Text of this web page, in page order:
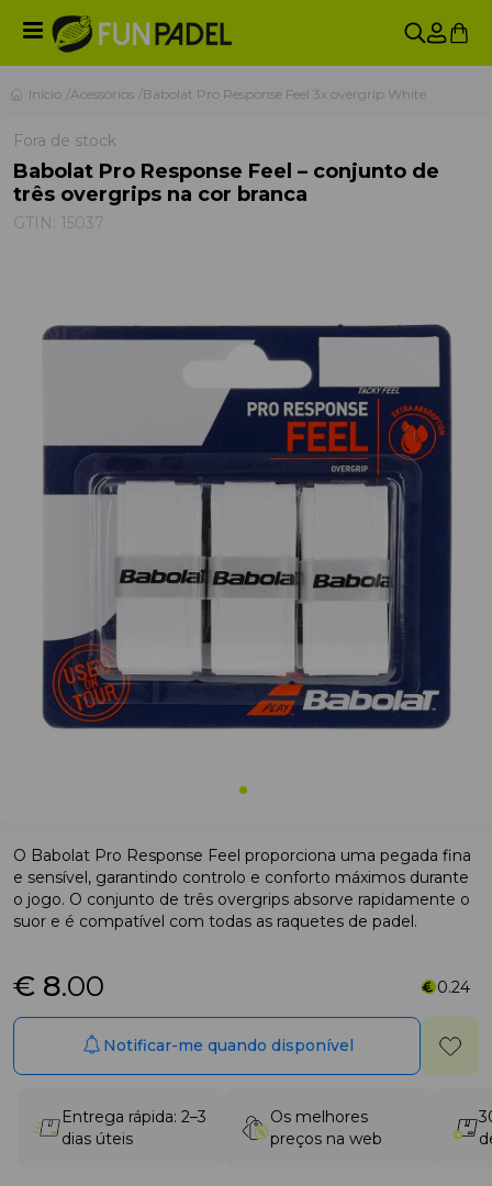
Início Acessórios Babolat Pro Response Feel 3x overgrip White
Fora de stock
Babolat Pro Response Feel – conjunto de
três overgrips na cor branca
GTIN: 15037
O Babolat Pro Response Feel proporciona uma pegada fina
e sensível, garantindo controlo e conforto máximos durante
o jogo. O conjunto de três overgrips absorve rapidamente o
suor e é compatível com todas as raquetes de padel.
€ 8.00 0.24
Notificar-me quando disponível
Entrega rápida: 2–3
dias úteis
Os melhores
preços na web